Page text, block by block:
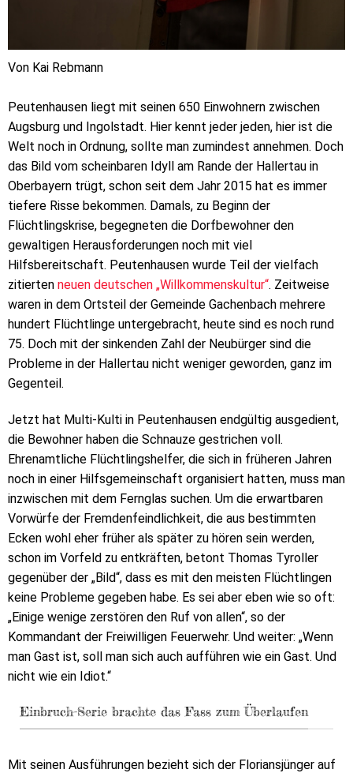
Von Kai Rebmann
Peutenhausen liegt mit seinen 650 Einwohnern zwischen
Augsburg und Ingolstadt. Hier kennt jeder jeden, hier ist die
Welt noch in Ordnung, sollte man zumindest annehmen. Doch
das Bild vom scheinbaren Idyll am Rande der Hallertau in
Oberbayern trügt, schon seit dem Jahr 2015 hat es immer
tiefere Risse bekommen. Damals, zu Beginn der
Flüchtlingskrise, begegneten die Dorfbewohner den
gewaltigen Herausforderungen noch mit viel
Hilfsbereitschaft. Peutenhausen wurde Teil der vielfach
zitierten neuen deutschen „Willkommenskultur“. Zeitweise
waren in dem Ortsteil der Gemeinde Gachenbach mehrere
hundert Flüchtlinge untergebracht, heute sind es noch rund
75. Doch mit der sinkenden Zahl der Neubürger sind die
Probleme in der Hallertau nicht weniger geworden, ganz im
Gegenteil.
Jetzt hat Multi-Kulti in Peutenhausen endgültig ausgedient,
die Bewohner haben die Schnauze gestrichen voll.
Ehrenamtliche Flüchtlingshelfer, die sich in früheren Jahren
noch in einer Hilfsgemeinschaft organisiert hatten, muss man
inzwischen mit dem Fernglas suchen. Um die erwartbaren
Vorwürfe der Fremdenfeindlichkeit, die aus bestimmten
Ecken wohl eher früher als später zu hören sein werden,
schon im Vorfeld zu entkräften, betont Thomas Tyroller
gegenüber der „Bild“, dass es mit den meisten Flüchtlingen
keine Probleme gegeben habe. Es sei aber eben wie so oft:
„Einige wenige zerstören den Ruf von allen“, so der
Kommandant der Freiwilligen Feuerwehr. Und weiter: „Wenn
man Gast ist, soll man sich auch aufführen wie ein Gast. Und
nicht wie ein Idiot.“
Einbruch-Serie brachte das Fass zum Überlaufen
Mit seinen Ausführungen bezieht sich der Floriansjünger auf